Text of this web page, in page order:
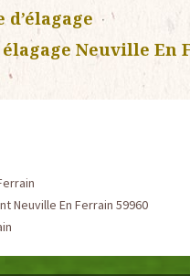
Neuville En
Neuville En Ferrain 59960